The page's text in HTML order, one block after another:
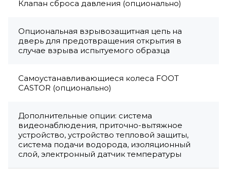
Клапан сброса давления (опционально)
Опциональная взрывозащитная цепь на
дверь для предотвращения открытия в
случае взрыва испытуемого образца
Самоустанавливающиеся колеса FOOT
CASTOR (опционально)
Дополнительные опции: система
видеонаблюдения, приточно-вытяжное
устройство, устройство тепловой защиты,
система подачи водорода, изоляционный
слой, электронный датчик температуры